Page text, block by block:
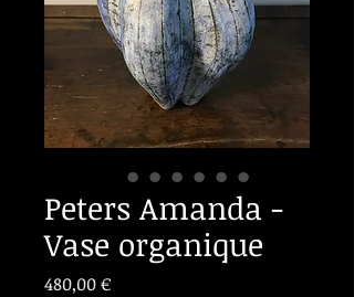
Peters Amanda -
Vase organique
480,00 €Prix